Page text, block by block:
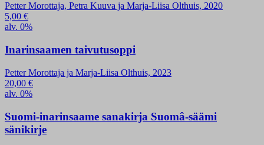
Petter Morottaja, Petra Kuuva ja Marja-Liisa Olthuis, 2020
5,00 €
alv. 0%
Inarinsaamen taivutusoppi
Petter Morottaja ja Marja-Liisa Olthuis, 2023
20,00 €
alv. 0%
Suomi-inarinsaame sanakirja Suomâ-säämi
sänikirje